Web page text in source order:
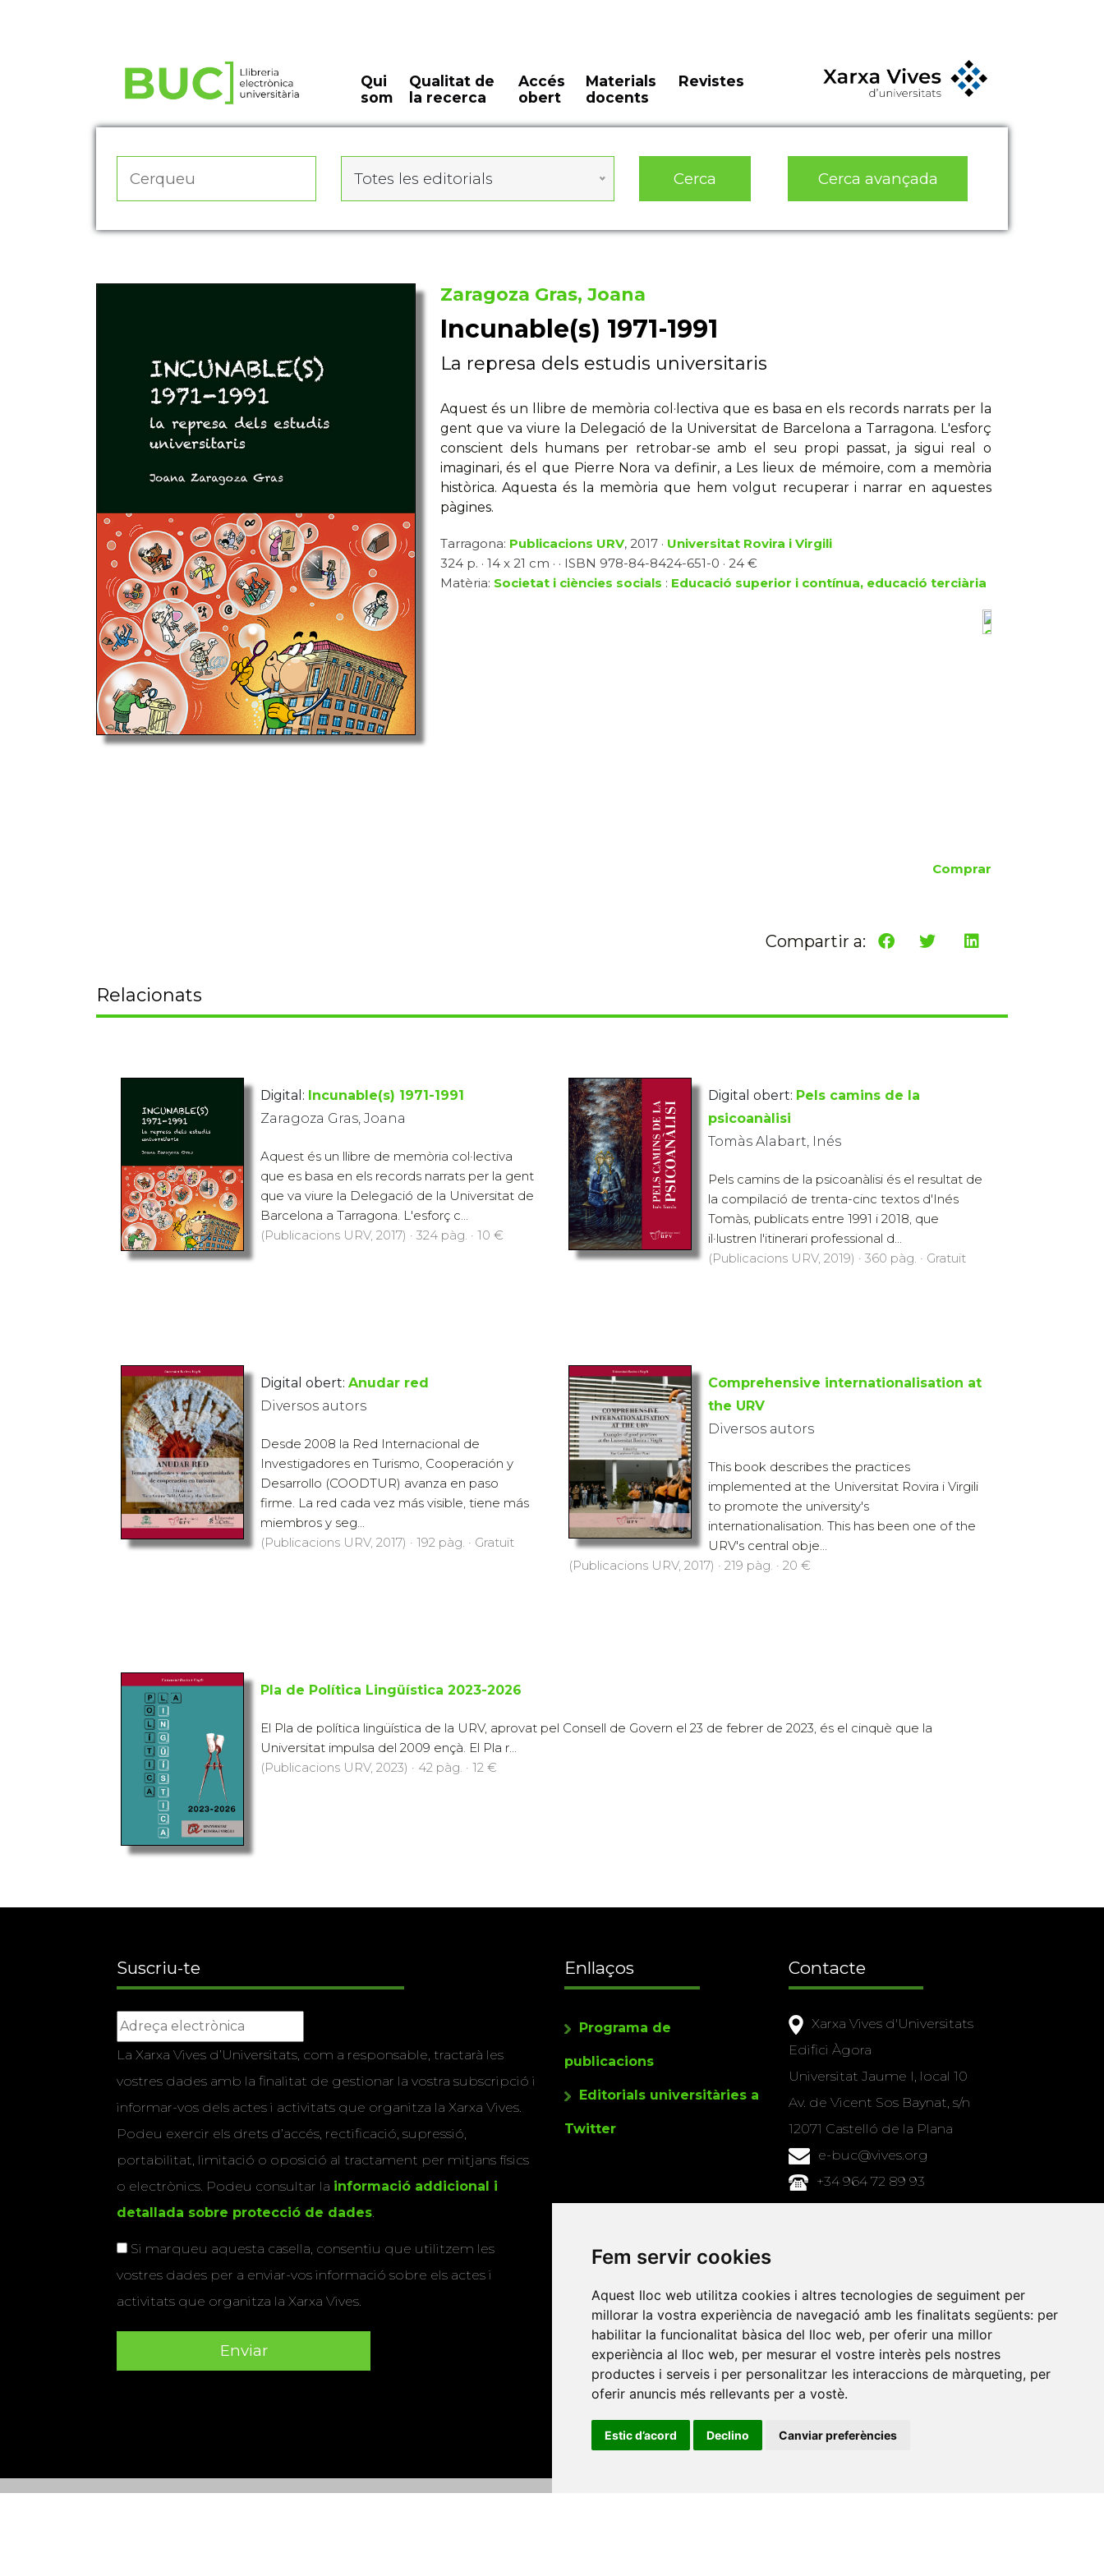
Fem servir cookies
Aquest lloc web utilitza cookies i altres tecnologies de seguiment per
millorar la vostra experiència de navegació amb les finalitats següents: per
habilitar la funcionalitat bàsica del lloc web, per oferir una millor
experiència al lloc web, per mesurar el vostre interès pels nostres
productes i serveis i per personalitzar les interaccions de màrqueting, per
oferir anuncis més rellevants per a vostè.
Estic d’acord Declino Canviar preferències
Qui
som
Qualitat de
la recerca
Accés
obert
Materials
docents
Revistes
Totes les editorials Cerca Cerca avançada
Zaragoza Gras, Joana
Incunable(s) 1971-1991
La represa dels estudis universitaris
Aquest és un llibre de memòria col·lectiva que es basa en els records narrats per la
gent que va viure la Delegació de la Universitat de Barcelona a Tarragona. L'esforç
conscient dels humans per retrobar-se amb el seu propi passat, ja sigui real o
imaginari, és el que Pierre Nora va definir, a Les lieux de mémoire, com a memòria
històrica. Aquesta és la memòria que hem volgut recuperar i narrar en aquestes
pàgines.
Tarragona: Publicacions URV, 2017 · Universitat Rovira i Virgili
324 p. · 14 x 21 cm · · ISBN 978-84-8424-651-0 · 24 €
Matèria: Societat i ciències socials : Educació superior i contínua, educació terciària
Comprar
Compartir a:
Relacionats
Digital: Incunable(s) 1971-1991
Zaragoza Gras, Joana
Aquest és un llibre de memòria col·lectiva
que es basa en els records narrats per la gent
que va viure la Delegació de la Universitat de
Barcelona a Tarragona. L'esforç c...
(Publicacions URV, 2017) · 324 pàg. · 10 €
Digital obert: Pels camins de la
psicoanàlisi
Tomàs Alabart, Inés
Pels camins de la psicoanàlisi és el resultat de
la compilació de trenta-cinc textos d'Inés
Tomàs, publicats entre 1991 i 2018, que
il·lustren l'itinerari professional d...
(Publicacions URV, 2019) · 360 pàg. · Gratuït
Digital obert: Anudar red
Diversos autors
Desde 2008 la Red Internacional de
Investigadores en Turismo, Cooperación y
Desarrollo (COODTUR) avanza en paso
firme. La red cada vez más visible, tiene más
miembros y seg...
(Publicacions URV, 2017) · 192 pàg. · Gratuït
Comprehensive internationalisation at
the URV
Diversos autors
This book describes the practices
implemented at the Universitat Rovira i Virgili
to promote the university's
internationalisation. This has been one of the
URV's central obje...
(Publicacions URV, 2017) · 219 pàg. · 20 €
Pla de Política Lingüística 2023-2026
El Pla de política lingüística de la URV, aprovat pel Consell de Govern el 23 de febrer de 2023, és el cinquè que la
Universitat impulsa del 2009 ençà. El Pla r...
(Publicacions URV, 2023) · 42 pàg. · 12 €
Suscriu-te
La Xarxa Vives d’Universitats, com a responsable, tractarà les
vostres dades amb la finalitat de gestionar la vostra subscripció i
informar-vos dels actes i activitats que organitza la Xarxa Vives.
Podeu exercir els drets d’accés, rectificació, supressió,
portabilitat, limitació o oposició al tractament per mitjans físics
o electrònics. Podeu consultar la informació addicional i
detallada sobre protecció de dades.
Si marqueu aquesta casella, consentiu que utilitzem les
vostres dades per a enviar-vos informació sobre els actes i
activitats que organitza la Xarxa Vives.
Enllaços
Programa de
publicacions
Editorials universitàries a
Twitter
Contacte
Xarxa Vives d'Universitats
Edifici Àgora
Universitat Jaume I, local 10
Av. de Vicent Sos Baynat, s/n
12071 Castelló de la Plana
e-buc@vives.org
+34 964 72 89 93